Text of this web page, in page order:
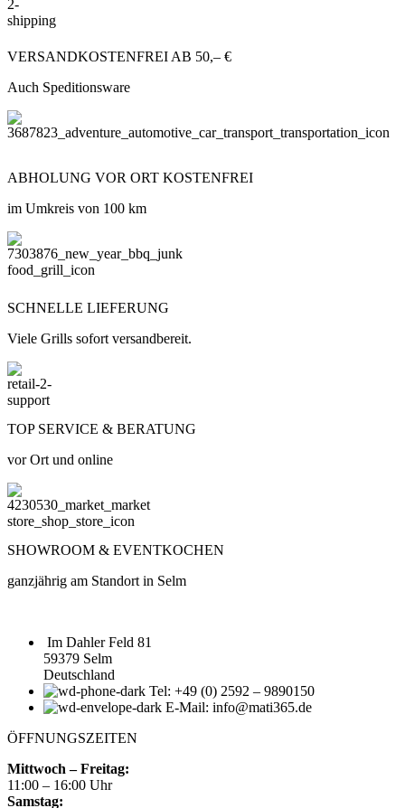
VERSANDKOSTENFREI AB 50,– €
Auch Speditionsware
ABHOLUNG VOR ORT KOSTENFREI
im Umkreis von 100 km
SCHNELLE LIEFERUNG
Viele Grills sofort versandbereit.
TOP SERVICE & BERATUNG
vor Ort und online
SHOWROOM & EVENTKOCHEN
ganzjährig am Standort in Selm
Im Dahler Feld 81
59379 Selm
Deutschland
Tel: +49 (0) 2592 – 9890150
E-Mail: info@mati365.de
ÖFFNUNGSZEITEN
Mittwoch – Freitag:
11:00 – 16:00 Uhr
Samstag: